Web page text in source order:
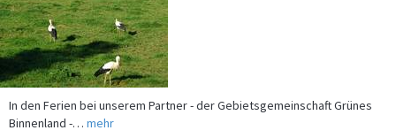
In den Ferien bei unserem Partner - der Gebietsgemeinschaft Grünes
Binnenland -…mehr